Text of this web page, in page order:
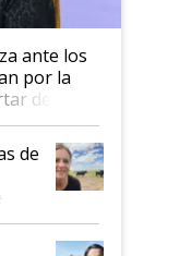
ante los
por la
dejó de
un
de